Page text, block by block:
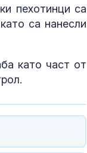
пехотинци са
са нанесли
като част от